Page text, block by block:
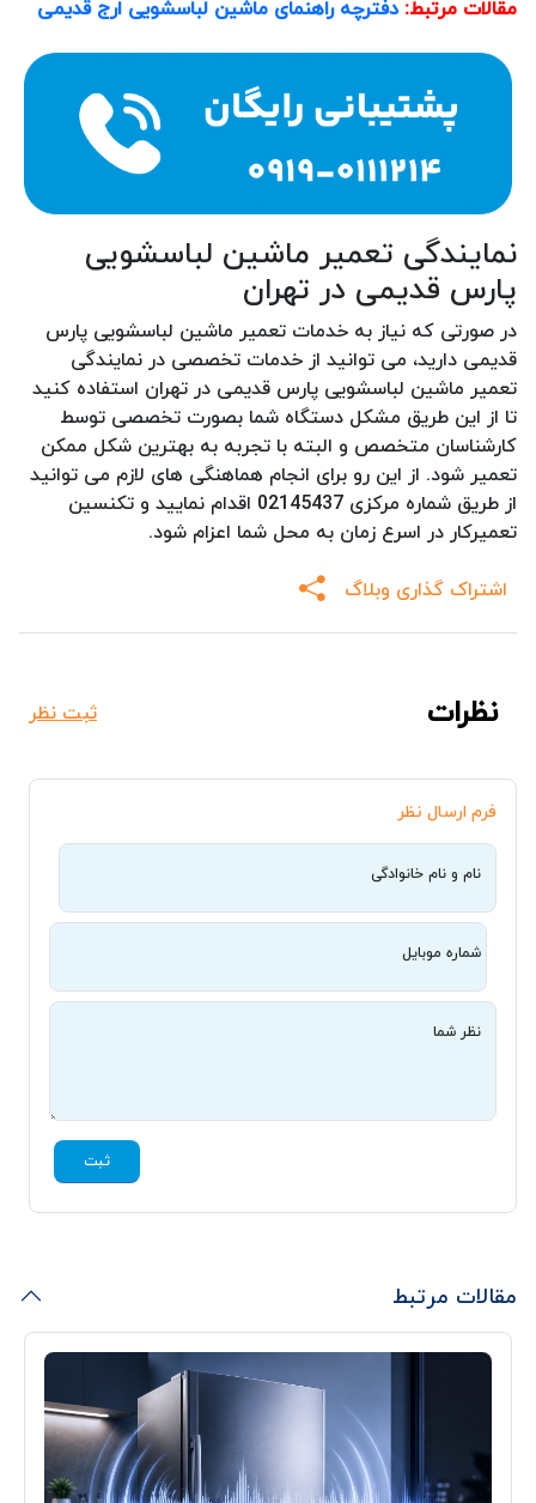
مقالات مرتبط: دفترچه راهنمای ماشین لباسشویی ارج قدیمی
نمایندگی تعمیر ماشین لباسشویی
پارس قدیمی در تهران
در صورتی که نیاز به خدمات تعمیر ماشین لباسشویی پارس
قدیمی دارید، می توانید از خدمات تخصصی در نمایندگی
تعمیر ماشین لباسشویی پارس قدیمی در تهران استفاده کنید
تا از این طریق مشکل دستگاه شما بصورت تخصصی توسط
کارشناسان متخصص و البته با تجربه به بهترین شکل ممکن
تعمیر شود. از این رو برای انجام هماهنگی های لازم می توانید
از طریق شماره مرکزی 02145437 اقدام نمایید و تکنسین
تعمیرکار در اسرع زمان به محل شما اعزام شود.
اشتراک گذاری وبلاگ
نظرات ثبت نظر
فرم ارسال نظر
نام و نام خانوادگی
شماره موبایل
نظر شما
ثبت
مقالات مرتبط